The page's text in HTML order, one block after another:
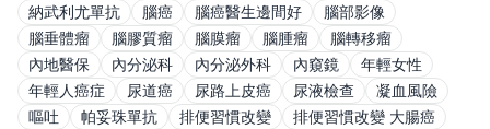
納武利尤單抗
腦癌 腦癌醫生邊間好
腦部影像
腦垂體瘤
腦膠質瘤 腦膜瘤 腦腫瘤
腦轉移瘤
內地醫保
內分泌科 內分泌外科 內窺鏡
年輕女性
年輕人癌症
尿道癌 尿路上皮癌 尿液檢查
凝血風險
嘔吐
帕妥珠單抗 排便習慣改變
排便習慣改變 大腸癌